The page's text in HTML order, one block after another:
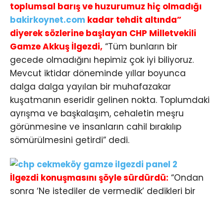
toplumsal barış ve huzurumuz hiç olmadığı
bakirkoynet.com kadar tehdit altında”
diyerek sözlerine başlayan CHP Milletvekili
Gamze Akkuş İlgezdi, “Tüm bunların bir
gecede olmadığını hepimiz çok iyi biliyoruz.
Mevcut iktidar döneminde yıllar boyunca
dalga dalga yayılan bir muhafazakar
kuşatmanın eseridir gelinen nokta. Toplumdaki
ayrışma ve başkalaşım, cehaletin meşru
görünmesine ve insanların cahil bırakılıp
sömürülmesini getirdi” dedi.
İlgezdi konuşmasını şöyle sürdürdü: “Ondan
sonra ‘Ne istediler de vermedik’ dedikleri bir